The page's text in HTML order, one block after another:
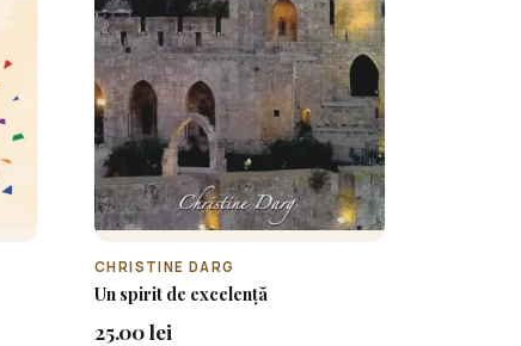
CHRISTINE DARG
Un spirit de excelență
25.00 lei